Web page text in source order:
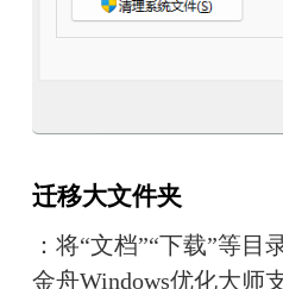
迁移大文件夹
：将“文档”“下载”等目
金舟Windows优化大师